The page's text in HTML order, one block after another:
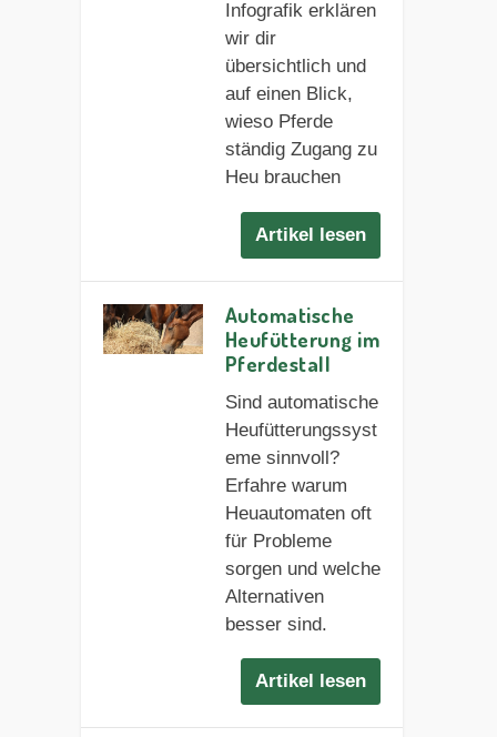
Infografik erklären
wir dir
übersichtlich und
auf einen Blick,
wieso Pferde
ständig Zugang zu
Heu brauchen
Artikel lesen
Automatische
Heufütterung im
Pferdestall
Sind automatische
Heufütterungssyst
eme sinnvoll?
Erfahre warum
Heuautomaten oft
für Probleme
sorgen und welche
Alternativen
besser sind.
Artikel lesen